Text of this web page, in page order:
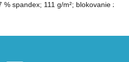
% spandex; 111 g/m²; blokovanie